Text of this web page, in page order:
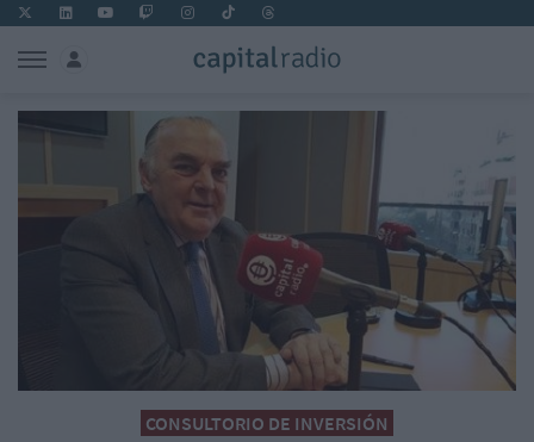
CONSULTORIO DE INVERSIÓN